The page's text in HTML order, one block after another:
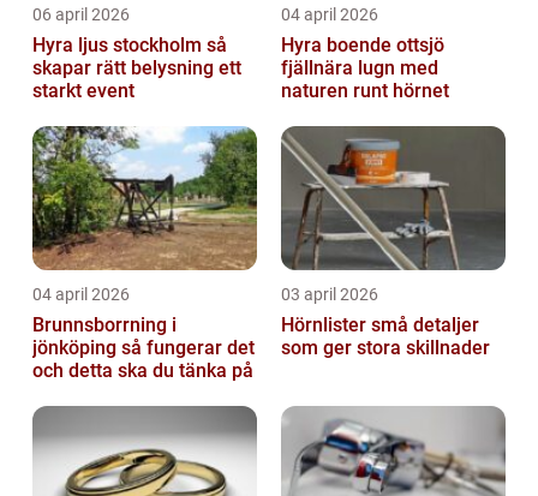
06 april 2026
Hyra ljus stockholm så
skapar rätt belysning ett
starkt event
04 april 2026
Hyra boende ottsjö
fjällnära lugn med
naturen runt hörnet
04 april 2026
Brunnsborrning i
jönköping så fungerar det
och detta ska du tänka på
03 april 2026
Hörnlister små detaljer
som ger stora skillnader